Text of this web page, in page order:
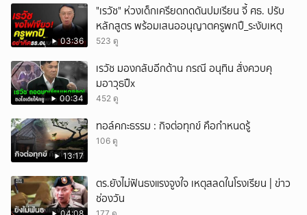
03:36
"เรวัช" ห่วงเด็กเครียดกดดันปมเรียน จี้ ศธ. ปรับ
หลักสูตร พร้อมเสนออนุญาตครูพกปื_ระงับเหตุ
523 ดู
00:34
เรวัช มองกลับอีกด้าน กรณี อนุทิน สั่งควบคุ
มอาวุธปืx
452 ดู
13:17
ทอล์คกะธรรม : กิจต่อทุกข์ คือกำหนดรู้
106 ดู
ตร.ยังไม่ฟันธงแรงจูงใจ เหตุสลดในโรงเรียน | ข่าว
ช่องวัน